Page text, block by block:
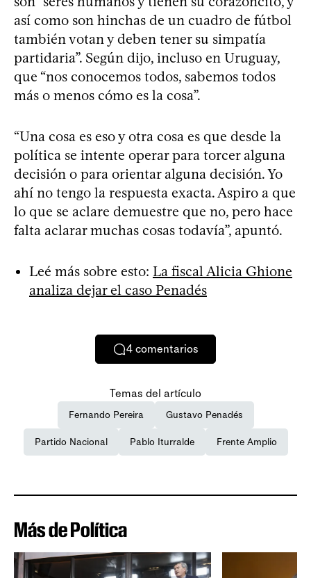
así como son hinchas de un cuadro de fútbol
también votan y deben tener su simpatía
partidaria”. Según dijo, incluso en Uruguay,
que “nos conocemos todos, sabemos todos
más o menos cómo es la cosa”.
“Una cosa es eso y otra cosa es que desde la
política se intente operar para torcer alguna
decisión o para orientar alguna decisión. Yo
ahí no tengo la respuesta exacta. Aspiro a que
lo que se aclare demuestre que no, pero hace
falta aclarar muchas cosas todavía”, apuntó.
Leé más sobre esto: La fiscal Alicia Ghione
analiza dejar el caso Penadés
4 comentarios
Temas del artículo
Fernando Pereira Gustavo Penadés
Partido Nacional Pablo Iturralde Frente Amplio
Más de Política